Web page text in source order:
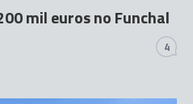
mil euros no Funchal
4